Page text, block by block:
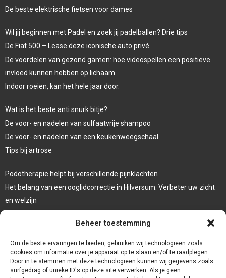
Beheer toestemming
Om de beste ervaringen te bieden, gebruiken wij technologieën zoals
cookies om informatie over je apparaat op te slaan en/of te raadplegen.
Door in te stemmen met deze technologieën kunnen wij gegevens zoals
surfgedrag of unieke ID's op deze site verwerken. Als je geen
De beste elektrische fietsen voor dames
Wil jij beginnen met Padel en zoek jij padelballen? Drie tips
De Fiat 500 – Lease deze iconische auto privé
De voordelen van gezond gamen: hoe videospellen een positieve
invloed kunnen hebben op lichaam
Indoor roeien, kan het hele jaar door.
Wat is het beste anti snurk bitje?
De voor- en nadelen van sulfaatvrije shampoo
De voor- en nadelen van een keukenweegschaal
Tips bij artrose
Podotherapie helpt bij verschillende pijnklachten
Het belang van een ooglidcorrectie in Hilversum: Verbeter uw zicht
en welzijn
Veelgebruikte behandeltechnieken in de fysiotherapie